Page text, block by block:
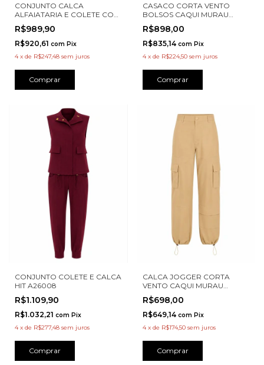
CONJUNTO CALCA
ALFAIATARIA E COLETE COM
PREGAS FRENTE KARMANI
A00015
R$989,90
R$920,61 com Pix
4 x de R$247,48 sem juros
Comprar
CASACO CORTA VENTO
BOLSOS CAQUI MURAU
M4727020
R$898,00
R$835,14 com Pix
4 x de R$224,50 sem juros
Comprar
CONJUNTO COLETE E CALCA
HIT A26008
R$1.109,90
R$1.032,21 com Pix
4 x de R$277,48 sem juros
Comprar
CALCA JOGGER CORTA
VENTO CAQUI MURAU
M4715037
R$698,00
R$649,14 com Pix
4 x de R$174,50 sem juros
Comprar